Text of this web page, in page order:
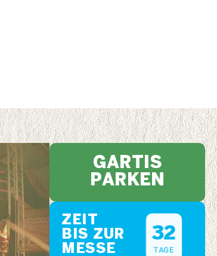
GARTIS
PARKEN
ZEIT
BIS ZUR
MESSE
32
TAGE